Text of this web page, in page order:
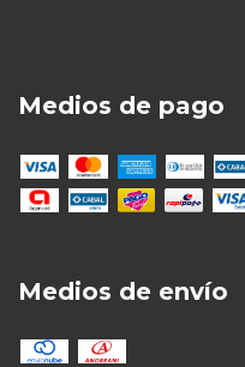
Medios de pago
Medios de envío